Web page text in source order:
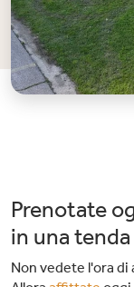
Prenotate
in una
Non vedete l'ora di